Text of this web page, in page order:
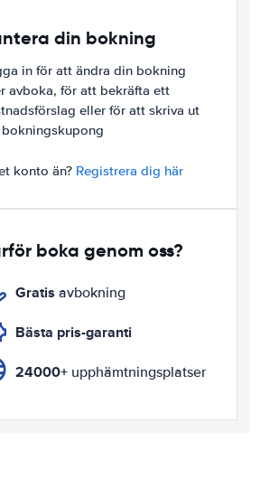
din bokning
in för att ändra din bokning
avboka, för att bekräfta ett
eller för att skriva ut
konto än? Registrera dig här
boka genom oss?
Gratis avbokning
Bästa pris-garanti
24000+ upphämtningsplatser